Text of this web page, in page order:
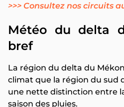
>>> Consultez nos circuits
Météo du delta
bref
La région du delta du
climat que la région du sud
une nette distinction entre
saison des pluies.